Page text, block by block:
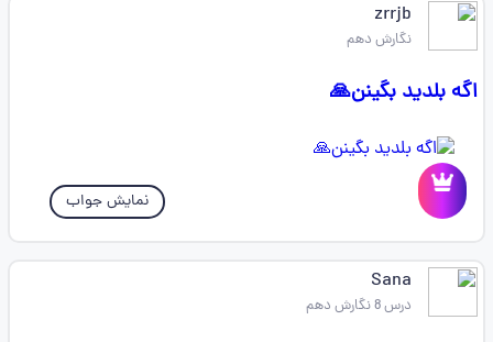
zrrjb
نگارش دهم
اگه بلدید بگینن🙏
نمایش جواب
Sana
درس 8 نگارش دهم